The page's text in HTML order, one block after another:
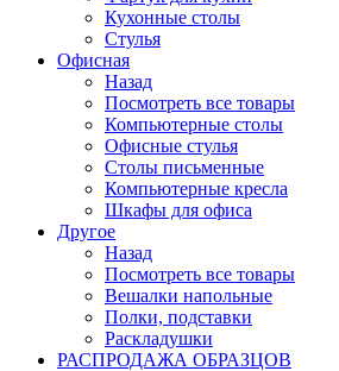
Кухонные столы
Стулья
Офисная
Назад
Посмотреть все товары
Компьютерные столы
Офисные стулья
Столы письменные
Компьютерные кресла
Шкафы для офиса
Другое
Назад
Посмотреть все товары
Вешалки напольные
Полки, подставки
Раскладушки
РАСПРОДАЖА ОБРАЗЦОВ